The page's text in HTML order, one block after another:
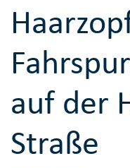
auf der
Straße